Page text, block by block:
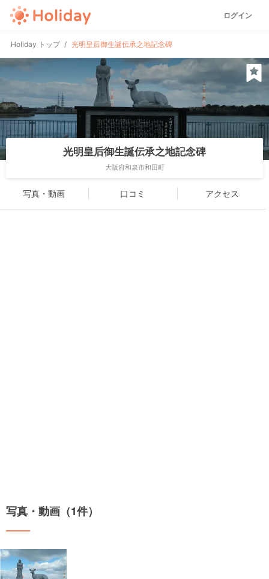
ログイン
Holiday トップ 光明皇后御生誕伝承之地記念碑
光明皇后御生誕伝承之地記念碑
大阪府和泉市和田町
写真・動画 口コミ アクセス
写真・動画（1件）